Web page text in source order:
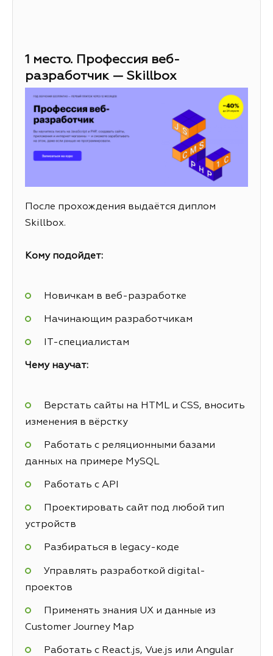
1 место. Профессия веб-
разработчик — Skillbox
После прохождения выдаётся диплом
Skillbox.
Кому подойдет:
Новичкам в веб-разработке
Начинающим разработчикам
IT-специалистам
Чему научат:
Верстать сайты на HTML и CSS, вносить
изменения в вёрстку
Работать с реляционными базами
данных на примере MySQL
Работать с API
Проектировать сайт под любой тип
устройств
Разбираться в legacy-коде
Управлять разработкой digital-
проектов
Применять знания UX и данные из
Customer Journey Map
Работать с React.js, Vue.js или Angular